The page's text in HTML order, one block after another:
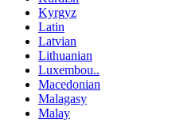
Kyrgyz
Latin
Latvian
Lithuanian
Luxembou..
Macedonian
Malagasy
Malay